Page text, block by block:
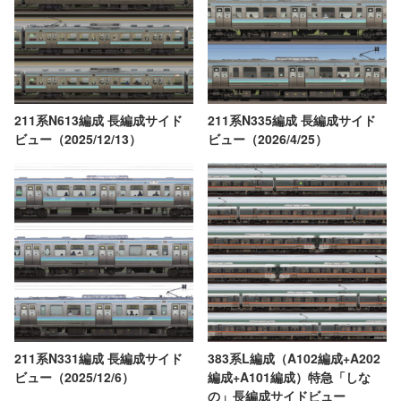
211系N613編成 長編成サイド
ビュー（2025/12/13）
211系N335編成 長編成サイド
ビュー（2026/4/25）
211系N331編成 長編成サイド
ビュー（2025/12/6）
383系L編成（A102編成+A202
編成+A101編成）特急「しな
の」長編成サイドビュー